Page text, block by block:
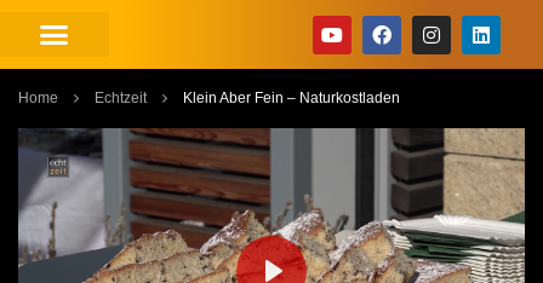
Home Echtzeit Klein Aber Fein – Naturkostladen